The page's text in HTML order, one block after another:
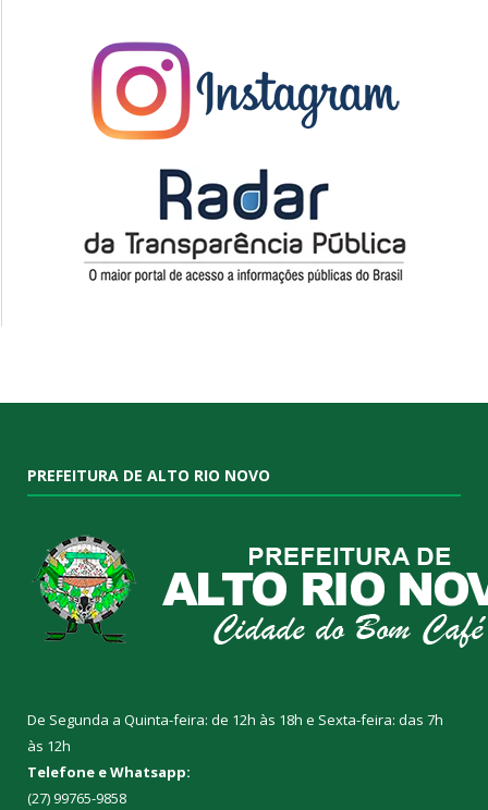
PREFEITURA DE ALTO RIO NOVO
De Segunda a Quinta-feira: de 12h às 18h e Sexta-feira: das 7h
às 12h
Telefone e Whatsapp:
(27) 99765-9858